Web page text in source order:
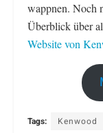
wappnen. Noch
Überblick über
Website von
Tags: Kenwood